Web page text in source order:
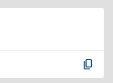
content_copy